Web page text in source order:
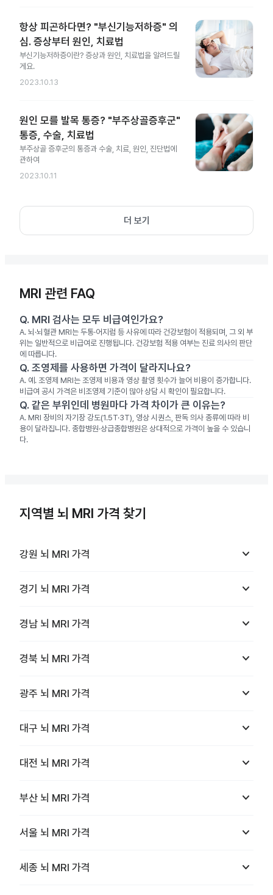
항상 피곤하다면? "부신기능저하증" 의
심. 증상부터 원인, 치료법
부신기능저하증이란? 증상과 원인, 치료법을 알려드릴
게요.
2023.10.13
원인 모를 발목 통증? "부주상골증후군"
통증, 수술, 치료법
부주상골 증후군의 통증과 수술, 치료, 원인, 진단법에
관하여
2023.10.11
더 보기
MRI 관련 FAQ
Q. MRI 검사는 모두 비급여인가요?
A. 뇌·뇌혈관 MRI는 두통·어지럼 등 사유에 따라 건강보험이 적용되며, 그 외 부
위는 일반적으로 비급여로 진행됩니다. 건강보험 적용 여부는 진료 의사의 판단
에 따릅니다.
Q. 조영제를 사용하면 가격이 달라지나요?
A. 예. 조영제 MRI는 조영제 비용과 영상 촬영 횟수가 늘어 비용이 증가합니다.
비급여 공시 가격은 비조영제 기준이 많아 상담 시 확인이 필요합니다.
Q. 같은 부위인데 병원마다 가격 차이가 큰 이유는?
A. MRI 장비의 자기장 강도(1.5T·3T), 영상 시퀀스, 판독 의사 종류에 따라 비
용이 달라집니다. 종합병원·상급종합병원은 상대적으로 가격이 높을 수 있습니
다.
지역별 뇌 MRI 가격 찾기
강원 뇌 MRI 가격 keyboard_arrow_down
경기 뇌 MRI 가격 keyboard_arrow_down
경남 뇌 MRI 가격 keyboard_arrow_down
경북 뇌 MRI 가격 keyboard_arrow_down
광주 뇌 MRI 가격 keyboard_arrow_down
대구 뇌 MRI 가격 keyboard_arrow_down
대전 뇌 MRI 가격 keyboard_arrow_down
부산 뇌 MRI 가격 keyboard_arrow_down
서울 뇌 MRI 가격 keyboard_arrow_down
세종 뇌 MRI 가격 keyboard_arrow_down